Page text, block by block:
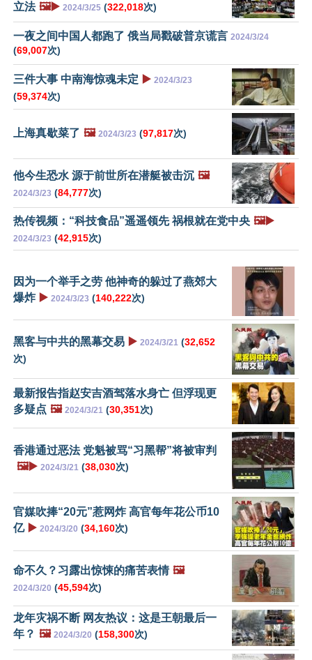
立法 🖼️▶️ 2024/3/25 (322,018次)
一夜之间中国人都跑了 俄当局戳破普京谎言 2024/3/24
(69,007次)
三件大事 中南海惊魂未定 ▶️ 2024/3/23
(59,374次)
上海真歇菜了 🖼️ 2024/3/23 (97,817次)
他今生恐水 源于前世所在潜艇被击沉 🖼️
2024/3/23 (84,777次)
热传视频：“科技食品”遥遥领先 祸根就在党中央 🖼️▶️
2024/3/23 (42,915次)
因为一个举手之劳 他神奇的躲过了燕郊大
爆炸 ▶️ 2024/3/23 (140,222次)
黑客与中共的黑幕交易 ▶️ 2024/3/21 (32,652
次)
最新报告指赵安吉酒驾落水身亡 但浮现更
多疑点 🖼️ 2024/3/21 (30,351次)
香港通过恶法 党魁被骂“习黑帮”将被审判
🖼️▶️ 2024/3/21 (38,030次)
官媒吹捧“20元”惹网炸 高官每年花公币10
亿 ▶️ 2024/3/20 (34,160次)
命不久？习露出惊悚的痛苦表情 🖼️
2024/3/20 (45,594次)
龙年灾祸不断 网友热议：这是王朝最后一
年？ 🖼️ 2024/3/20 (158,300次)